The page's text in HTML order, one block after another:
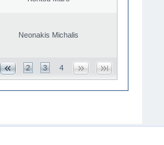
Neonakis Michalis
2 3 4